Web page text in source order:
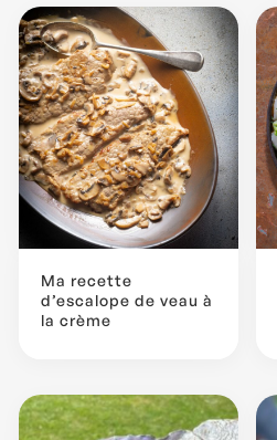
Ma recette
d’escalope de veau à
la crème